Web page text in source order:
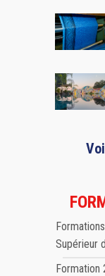
Supérieur
Formation